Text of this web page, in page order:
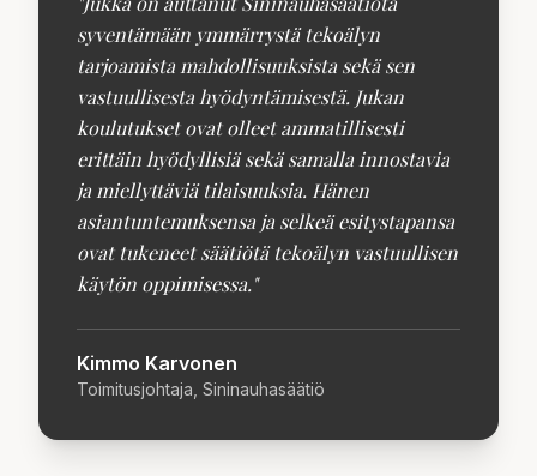
syventämään ymmärrystä tekoälyn
tarjoamista mahdollisuuksista sekä sen
vastuullisesta hyödyntämisestä. Jukan
koulutukset ovat olleet ammatillisesti
erittäin hyödyllisiä sekä samalla innostavia
ja miellyttäviä tilaisuuksia. Hänen
asiantuntemuksensa ja selkeä esitystapansa
ovat tukeneet säätiötä tekoälyn vastuullisen
käytön oppimisessa."
Kimmo Karvonen
Toimitusjohtaja, Sininauhasäätiö